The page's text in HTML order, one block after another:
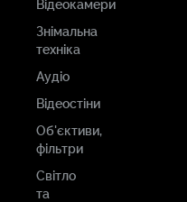
Відеокамери
Знімальна
техніка
Аудіо
Відеостіни
Об'єктиви,
фільтри
Світло
та